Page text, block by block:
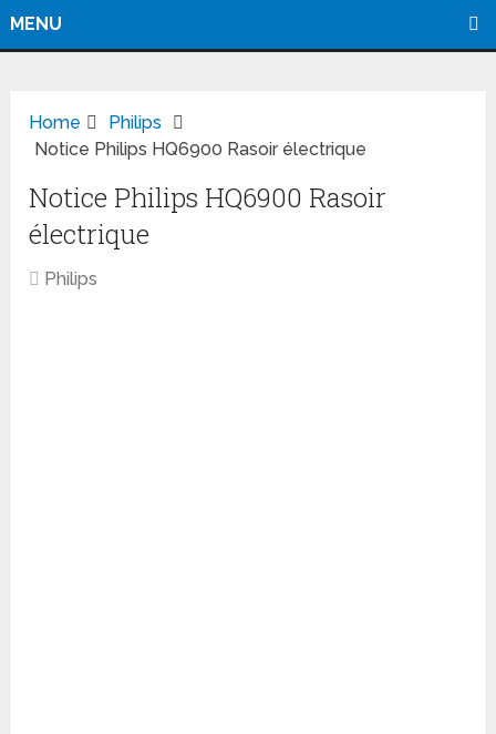
MENU
Home
Philips
Notice Philips HQ6900 Rasoir électrique
Notice Philips HQ6900 Rasoir
électrique
Philips